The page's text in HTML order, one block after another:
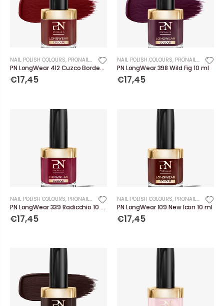
NAIL POLISH COLOURS, PRONAILS
PN LongWear 412 Cuzco Bordeaux 10 ml
€17,45
NAIL POLISH COLOURS, PRONAILS
PN LongWear 398 Wild Fig 10 ml
€17,45
NAIL POLISH COLOURS, PRONAILS
PN LongWear 339 Radicchio 10 ml
€17,45
NAIL POLISH COLOURS, PRONAILS
PN LongWear 109 New Icon 10 ml
€17,45